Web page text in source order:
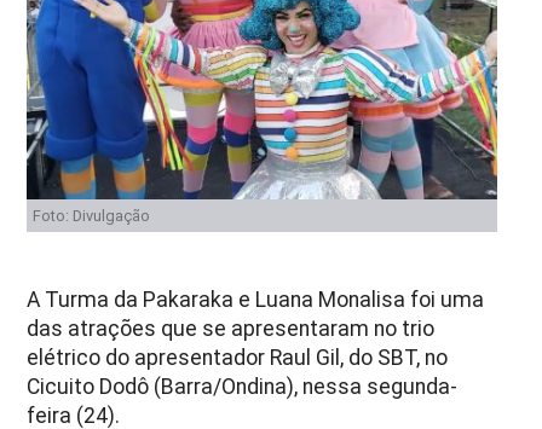
Foto: Divulgação
A Turma da Pakaraka e Luana Monalisa foi uma
das atrações que se apresentaram no trio
elétrico do apresentador Raul Gil, do SBT, no
Cicuito Dodô (Barra/Ondina), nessa segunda-
feira (24).